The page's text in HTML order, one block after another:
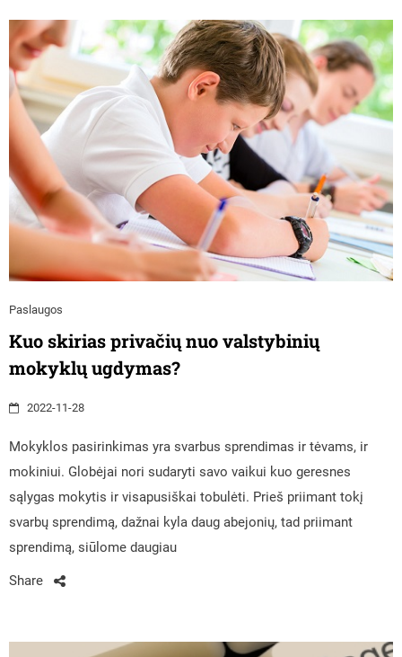
Paslaugos
Kuo skirias privačių nuo valstybinių
mokyklų ugdymas?
2022-11-28
Mokyklos pasirinkimas yra svarbus sprendimas ir tėvams, ir
mokiniui. Globėjai nori sudaryti savo vaikui kuo geresnes
sąlygas mokytis ir visapusiškai tobulėti. Prieš priimant tokį
svarbų sprendimą, dažnai kyla daug abejonių, tad priimant
sprendimą, siūlome daugiau
Share